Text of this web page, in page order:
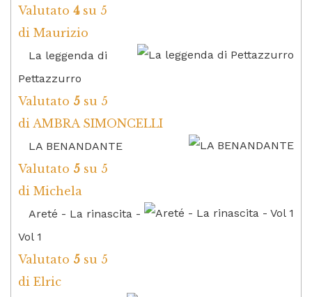
Valutato 4su 5
di Maurizio
La leggenda di
Pettazzurro
Valutato 5 su 5
di AMBRA SIMONCELLI
LA BENANDANTE
Valutato 5 su 5
di Michela
Areté - La rinascita -
Vol 1
Valutato 5 su 5
di Elric